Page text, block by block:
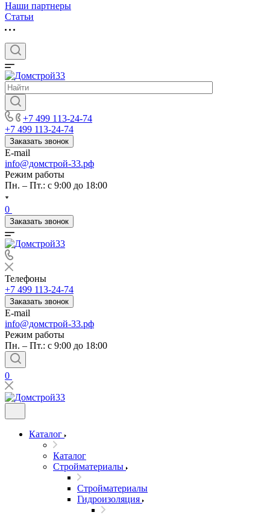
Наши партнеры
Статьи
+7 499 113-24-74
+7 499 113-24-74
Заказать звонок
E-mail
info@домстрой-33.рф
Режим работы
Пн. – Пт.: с 9:00 до 18:00
0
Заказать звонок
Телефоны
+7 499 113-24-74
Заказать звонок
E-mail
info@домстрой-33.рф
Режим работы
Пн. – Пт.: с 9:00 до 18:00
0
Каталог
Каталог
Стройматериалы
Стройматериалы
Гидроизоляция